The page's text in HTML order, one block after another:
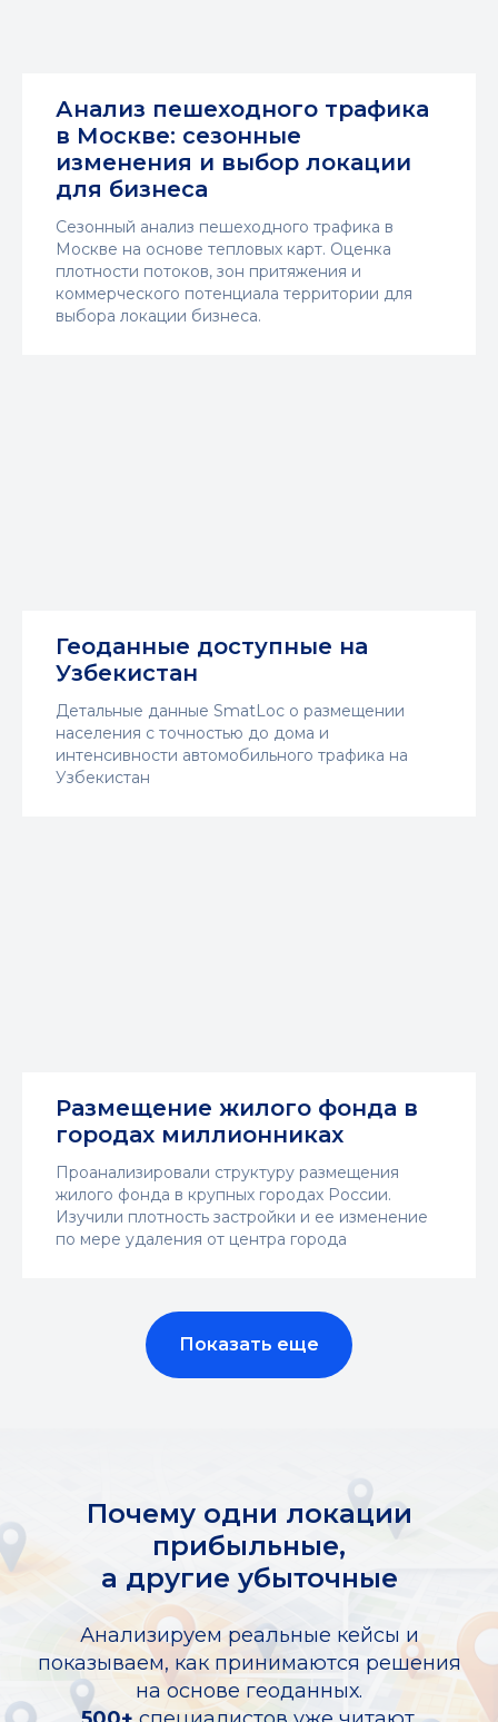
Анализ пешеходного трафика
в Москве: сезонные
изменения и выбор локации
для бизнеса
Сезонный анализ пешеходного трафика в
Москве на основе тепловых карт. Оценка
плотности потоков, зон притяжения и
коммерческого потенциала территории для
выбора локации бизнеса.
Геоданные доступные на
Узбекистан
Детальные данные SmatLoc о размещении
населения с точностью до дома и
интенсивности автомобильного трафика на
Узбекистан
Размещение жилого фонда в
городах миллионниках
Проанализировали структуру размещения
жилого фонда в крупных городах России.
Изучили плотность застройки и ее изменение
по мере удаления от центра города
Показать еще
Почему одни локации
прибыльные,
а другие убыточные
Анализируем реальные кейсы и
показываем, как принимаются решения
на основе геоданных.